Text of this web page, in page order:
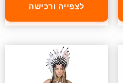
לצפייה ורכישה